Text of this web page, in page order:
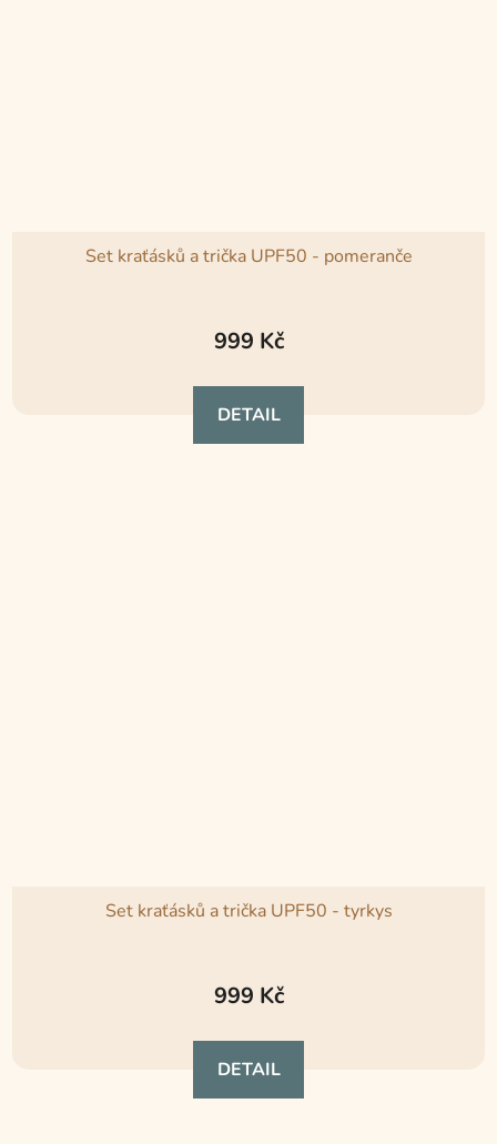
Set kraťásků a trička UPF50 - pomeranče
999 Kč
DETAIL
Set kraťásků a trička UPF50 - tyrkys
999 Kč
DETAIL